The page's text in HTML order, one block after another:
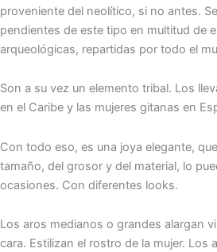
proveniente del neolítico, si no antes.
pendientes de este tipo en multitud de
arqueológicas, repartidas por todo el
Son a su vez un elemento tribal. Los
en el Caribe y las mujeres gitanas en
Con todo eso, es una joya elegante,
tamaño, del grosor y del material, lo
ocasiones. Con diferentes looks.
Los aros medianos o grandes alargan
cara. Estilizan el rostro de la mujer. Los